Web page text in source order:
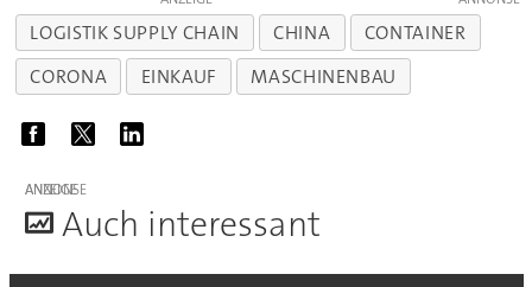
LOGISTIK SUPPLY CHAIN CHINA
CONTAINER
CORONA
EINKAUF MASCHINENBAU
ANZEIGE
Auch interessant